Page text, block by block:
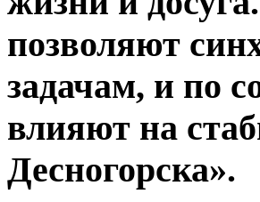
позволяют
задачам, и по
влияют на
Десногорска».